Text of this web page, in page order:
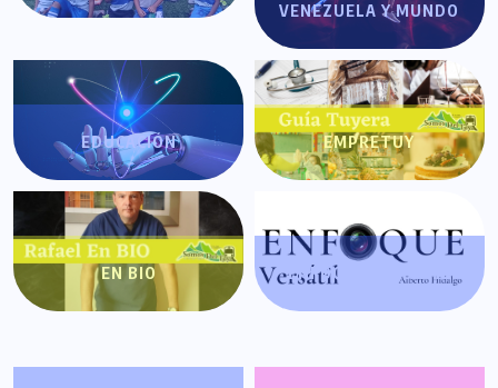
VENEZUELA Y MUNDO
EDUCACIÓN EMPRETUY
EN BIO ENFOQUE VERSÁTIL